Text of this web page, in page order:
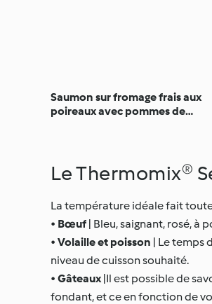
Saumon sur fromage frais aux
poireaux avec pommes de
Le Thermomix®
La température idéale fait
• Bœuf | Bleu, saignant, rosé, à
• Volaille et poisson | Le temps
niveau de cuisson souhaité.
• Gâteaux |Il est possible de
fondant, et ce en fonction de